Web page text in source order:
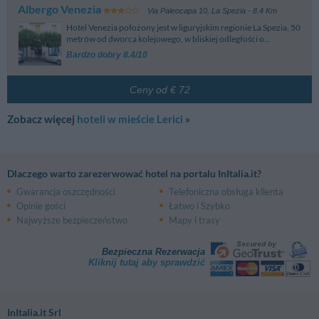
Albergo Venezia Via Paleocapa 10, La Spezia- 8.4 Km
Hotel Venezia położony jest w liguryjskim regionie La Spezia, 50
metrów od dworca kolejowego, w bliskiej odległości o...
Bardzo dobry 8.4/10
Ceny od € 72
Zobacz więcej hoteli w mieście Lerici »
Dlaczego warto zarezerwować hotel na portalu InItalia.it?
Gwarancja oszczędności
Telefoniczna obsługa klienta
Opinie gości
Łatwo i Szybko
Najwyższe bezpieczeństwo
Mapy i trasy
Bezpieczna Rezerwacja
Kliknij tutaj aby sprawdzić
InItalia.it Srl